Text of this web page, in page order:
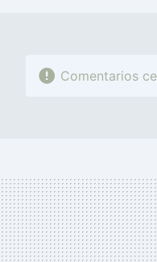
Comentarios